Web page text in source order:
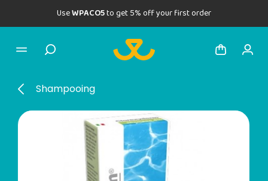
UseWPACO5to get 5% off your first order
Shampooing